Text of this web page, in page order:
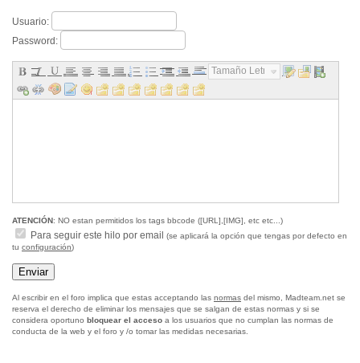
Usuario:
Password:
Tamaño Letra...
ATENCIÓN: NO estan permitidos los tags bbcode ([URL],[IMG], etc etc...)
Para seguir este hilo por email
(se aplicará la opción que tengas por defecto en
tu configuración)
Al escribir en el foro implica que estas acceptando las normas del mismo, Madteam.net se
reserva el derecho de eliminar los mensajes que se salgan de estas normas y si se
considera oportuno bloquear el acceso a los usuarios que no cumplan las normas de
conducta de la web y el foro y /o tomar las medidas necesarias.